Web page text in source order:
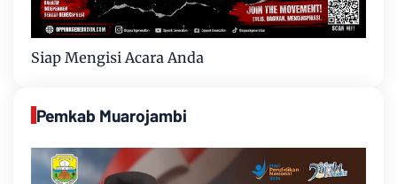
Siap Mengisi Acara Anda
Pemkab Muarojambi